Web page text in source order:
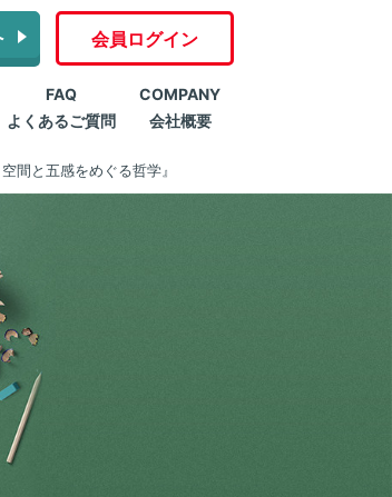
会員ログイン
FAQ
よくあるご質問
COMPANY
会社概要
間と五感をめぐる哲学』